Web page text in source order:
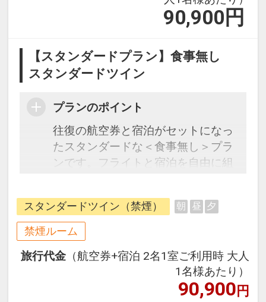
90,900 円
【スタンダードプラン】食事無し
スタンダードツイン
プランのポイント
往復の航空券と宿泊がセットになっ
たスタンダードな＜食事無し＞プラ
ンです。フライトと宿泊を自由に組
ージだから、一都市滞在はもちろん
周遊旅行にも最適！
旅行期間中の1泊だけの宿泊や延
泊・飛び泊なども自由自在です。
フライトは、安心のJAL（または
JALグループ）確約！フライトマイ
スタンダードツイン（禁煙） 朝 昼 夕
禁煙ルーム
旅行代金 （航空券+宿泊 2名1室ご利用時 大人
1名様あたり）
90,900円